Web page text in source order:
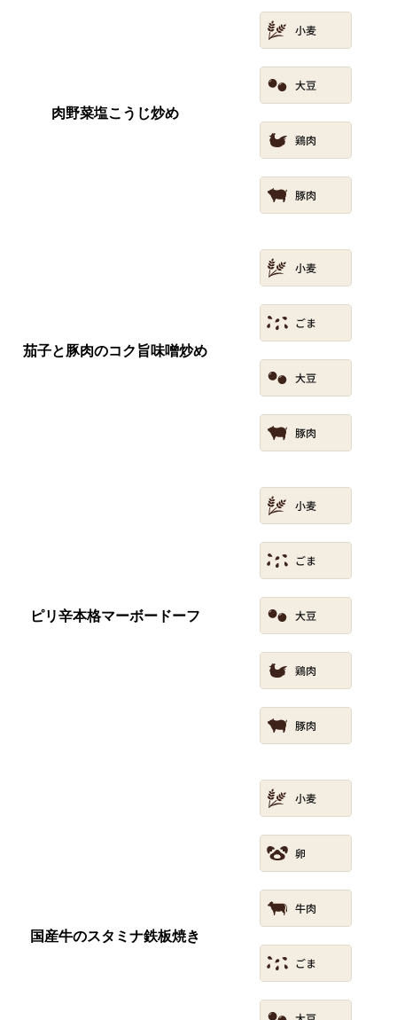
肉野菜塩こうじ炒め
茄子と豚肉のコク旨味噌炒め
ピリ辛本格マーボードーフ
国産牛のスタミナ鉄板焼き